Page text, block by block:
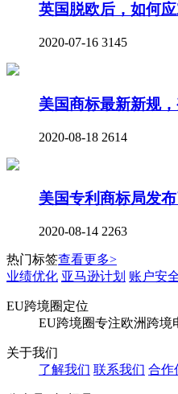
英国脱欧后，如何
2020-07-16 3145
美国商标最新新规
2020-08-18 2614
美国专利商标局发
2020-08-14 2263
热门标签查看更多>
业绩优化 亚马逊计划 账户安
EU跨境圈定位
EU跨境圈专注欧洲跨境
关于我们
了解我们 联系我们 合作